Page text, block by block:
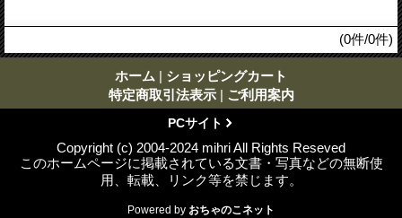
(0件/0件)
ホーム | ショッピングカート
特定商取引法表示 | ご利用案内
PCサイト
Copyright (c) 2004-2024 mihri All Rights Reseved
このホームページに掲載されている文書・写真などの無断使
用、転載、リンク等を禁じます。
Powered by おちゃのこネット